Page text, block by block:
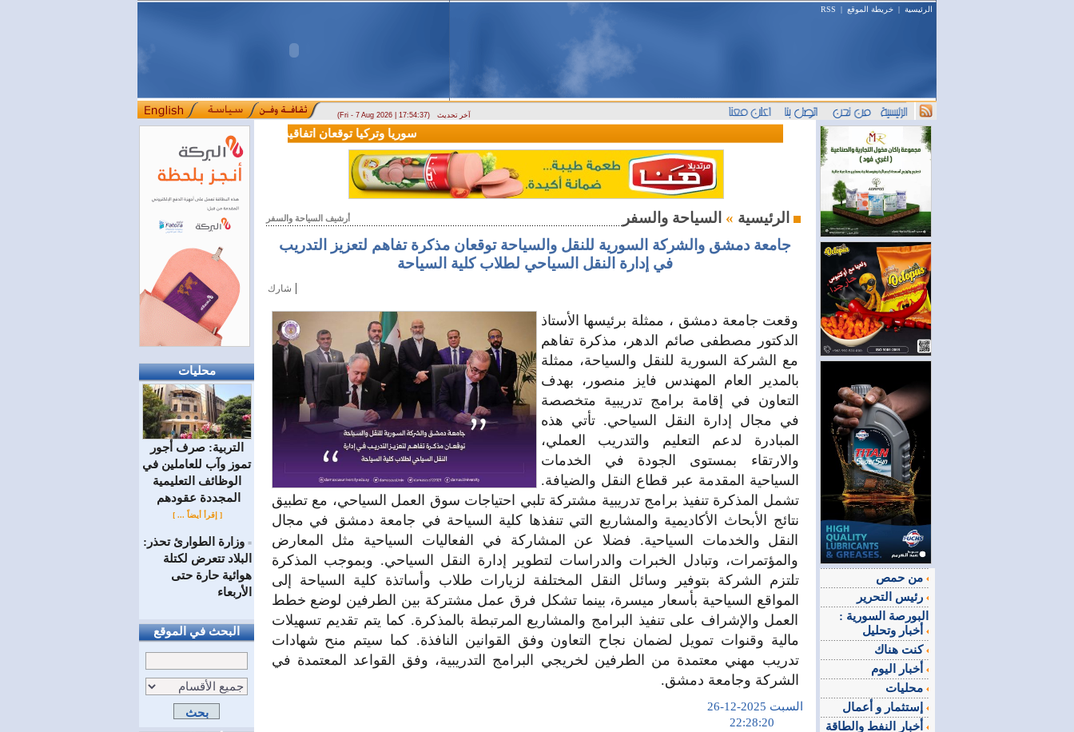
الرئيسية | خريطة الموقع |
RSS
(Fri - 7 Aug 2026 | 17:54:37) آخر تحديث
محليات
التربية: صرف أجور
تموز وآب للعاملين في
الوظائف ‏التعليمية
المجددة عقودهم ‏
[ إقرأ أيضاً ... ]
= وزارة الطوارئ تحذر:
البلاد تتعرض لكتلة
هوائية حارة حتى
الأربعاء
البحث في الموقع
سوريا وتركيا توقعان اتفاقية تعاون في مجالي التعليم العالي والبحث العلمي
أرشيف السياحة والسفر الرئيسية »
جامعة دمشق والشركة السورية للنقل والسياحة توقعان مذكرة تفاهم لتعزيز التدريب
في إدارة النقل السياحي لطلاب كلية السياحة
شارك |
وقعت جامعة دمشق ، ممثلة برئيسها الأستاذ
الدكتور مصطفى صائم الدهر، مذكرة تفاهم
مع الشركة السورية للنقل والسياحة، ممثلة
بالمدير العام المهندس فايز منصور، بهدف
التعاون في إقامة برامج تدريبية متخصصة
في مجال إدارة النقل السياحي. تأتي هذه
المبادرة لدعم التعليم والتدريب العملي،
والارتقاء بمستوى الجودة في الخدمات
السياحية المقدمة عبر قطاع النقل والضيافة.
تشمل المذكرة تنفيذ برامج تدريبية مشتركة تلبي احتياجات سوق العمل السياحي، مع تطبيق
نتائج الأبحاث الأكاديمية والمشاريع التي تنفذها كلية السياحة في جامعة دمشق في مجال
النقل والخدمات السياحية. فضلا عن المشاركة في الفعاليات السياحية مثل المعارض
والمؤتمرات، وتبادل الخبرات والدراسات لتطوير إدارة النقل السياحي. وبموجب المذكرة
تلتزم الشركة بتوفير وسائل النقل المختلفة لزيارات طلاب وأساتذة كلية السياحة إلى
المواقع السياحية بأسعار ميسرة، بينما تشكل فرق عمل مشتركة بين الطرفين لوضع خطط
العمل والإشراف على تنفيذ البرامج والمشاريع المرتبطة بالمذكرة. كما يتم تقديم تسهيلات
مالية وقنوات تمويل لضمان نجاح التعاون وفق القوانين النافذة. كما سيتم منح شهادات
تدريب مهني معتمدة من الطرفين لخريجي البرامج التدريبية، وفق القواعد المعتمدة في
الشركة وجامعة دمشق.
السبت 2025-12-26
البورصة السورية :
كنت هناك